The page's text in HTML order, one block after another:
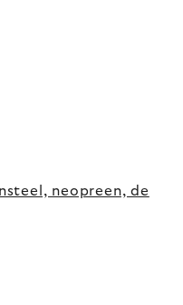
neopreen, de